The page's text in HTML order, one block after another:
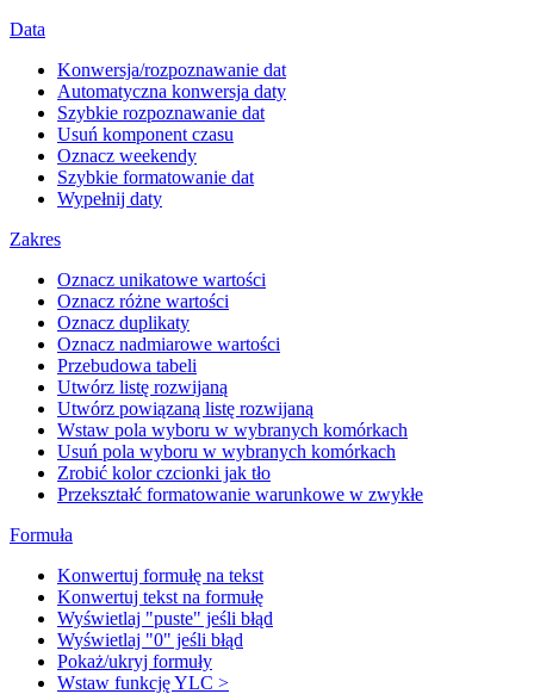
Data
Konwersja/rozpoznawanie dat
Automatyczna konwersja daty
Szybkie rozpoznawanie dat
Usuń komponent czasu
Oznacz weekendy
Szybkie formatowanie dat
Wypełnij daty
Zakres
Oznacz unikatowe wartości
Oznacz różne wartości
Oznacz duplikaty
Oznacz nadmiarowe wartości
Przebudowa tabeli
Utwórz listę rozwijaną
Utwórz powiązaną listę rozwijaną
Wstaw pola wyboru w wybranych komórkach
Usuń pola wyboru w wybranych komórkach
Zrobić kolor czcionki jak tło
Przekształć formatowanie warunkowe w zwykłe
Formuła
Konwertuj formułę na tekst
Konwertuj tekst na formułę
Wyświetlaj "puste" jeśli błąd
Wyświetlaj "0" jeśli błąd
Pokaż/ukryj formuły
Wstaw funkcję YLC >